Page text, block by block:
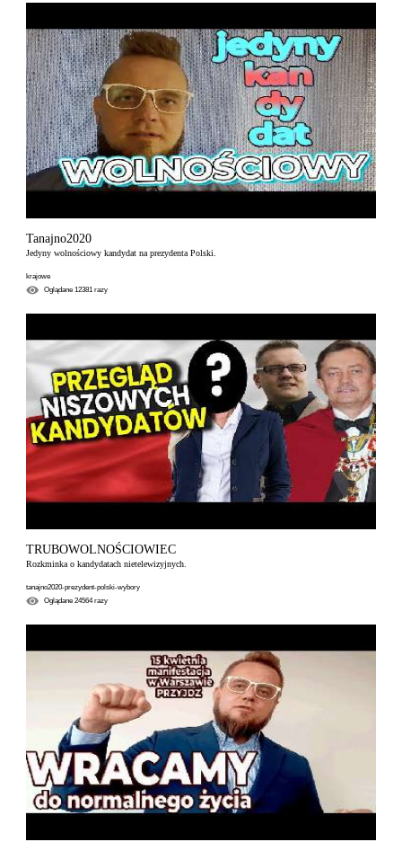
Tanajno2020
Jedyny wolnościowy kandydat na prezydenta Polski.
krajowe
Oglądane12381 razy
TRUBOWOLNOŚCIOWIEC
Rozkminka o kandydatach nietelewizyjnych.
tanajno2020-prezydent-polski-wybory
Oglądane24564razy